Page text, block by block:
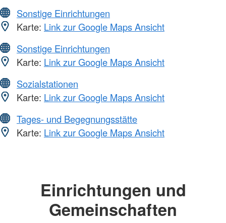
Sonstige Einrichtungen
Karte: Link zur Google Maps Ansicht
Sonstige Einrichtungen
Karte: Link zur Google Maps Ansicht
Sozialstationen
Karte: Link zur Google Maps Ansicht
Tages- und Begegnungsstätte
Karte: Link zur Google Maps Ansicht
Einrichtungen und
Gemeinschaften